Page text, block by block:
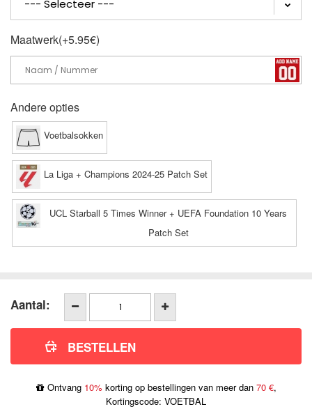
Maatwerk(+5.95€)
Andere opties
Voetbalsokken
La Liga + Champions 2024-25 Patch Set
UCL Starball 5 Times Winner + UEFA Foundation 10 Years
Patch Set
Aantal:
Ontvang 10% korting op bestellingen van meer dan 70 €,
Kortingscode: VOETBAL